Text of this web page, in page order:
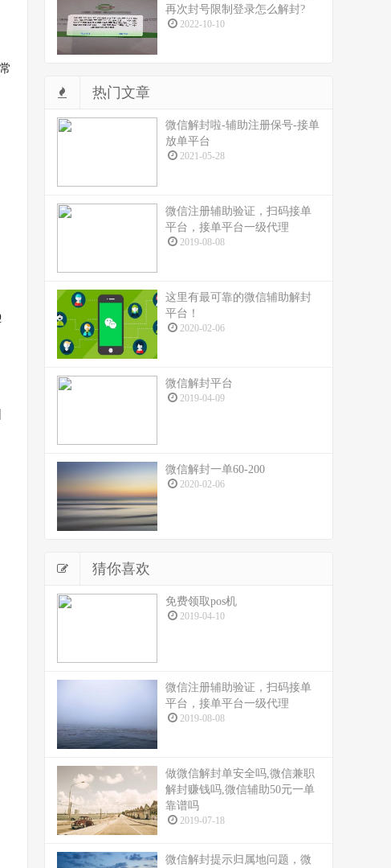
再次封号限制登录怎么解封?
2022-10-10
热门文章
微信解封啦-辅助注册保号-接单
放单平台
2021-05-28
微信注册辅助验证，扫码接单
平台，接单平台一级代理
2019-08-08
这里有最可靠的微信辅助解封
平台！
2020-02-06
微信解封平台
2019-04-09
微信解封一单60-200
2020-02-06
猜你喜欢
免费领取pos机
2019-04-10
微信注册辅助验证，扫码接单
平台，接单平台一级代理
2019-08-08
做微信解封单安全吗,微信兼职
解封赚钱吗,微信辅助50元一单
靠谱吗
2019-07-18
微信解封提示归属地问题，微